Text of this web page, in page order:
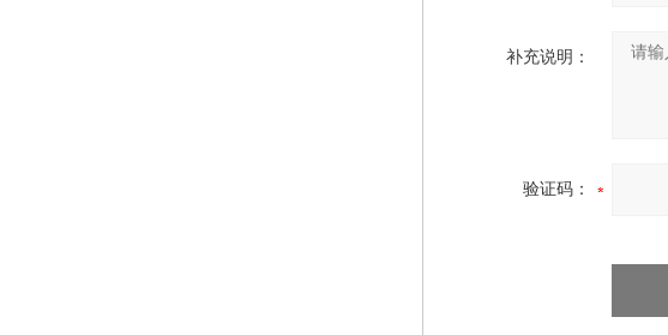
补充说明：
验证码：